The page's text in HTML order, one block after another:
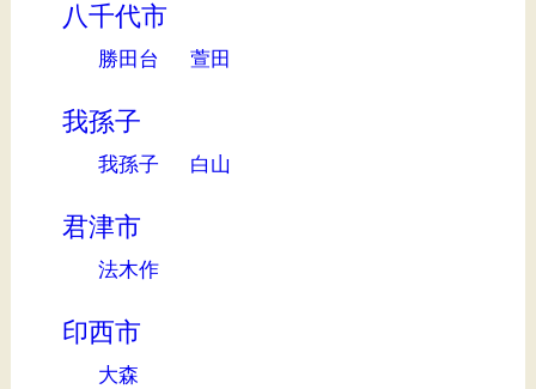
八千代市
勝田台 萱田
我孫子
我孫子 白山
君津市
法木作
印西市
大森